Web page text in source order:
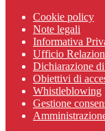
Cookie policy
Note legali
Informativa
Ufficio
Dichiarazione
Obiettivi di
Whistleblowing
Gestione